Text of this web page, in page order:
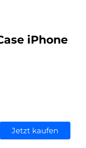
iPhone
Jetzt kaufen